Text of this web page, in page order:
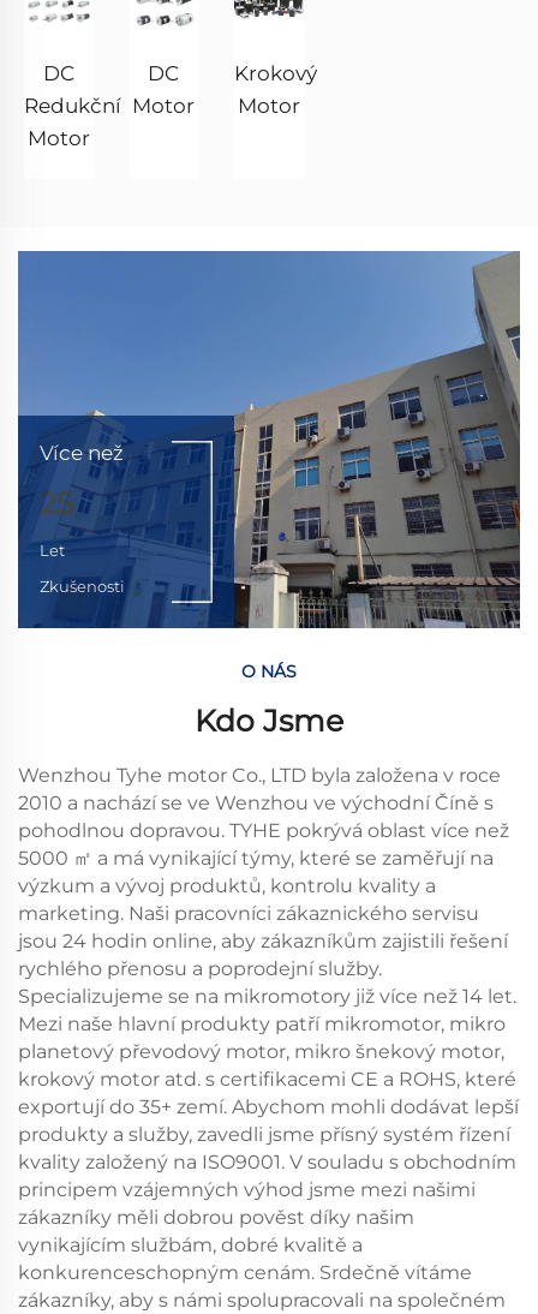
DC
Redukční
Motor
DC
Motor
Krokový
Motor
Více než
25
Let
Zkušenosti
O NÁS
Kdo Jsme
Wenzhou Tyhe motor Co., LTD byla založena v roce
2010 a nachází se ve Wenzhou ve východní Číně s
pohodlnou dopravou. TYHE pokrývá oblast více než
5000 ㎡ a má vynikající týmy, které se zaměřují na
výzkum a vývoj produktů, kontrolu kvality a
marketing. Naši pracovníci zákaznického servisu
jsou 24 hodin online, aby zákazníkům zajistili řešení
rychlého přenosu a poprodejní služby.
Specializujeme se na mikromotory již více než 14 let.
Mezi naše hlavní produkty patří mikromotor, mikro
planetový převodový motor, mikro šnekový motor,
krokový motor atd. s certifikacemi CE a ROHS, které
exportují do 35+ zemí. Abychom mohli dodávat lepší
produkty a služby, zavedli jsme přísný systém řízení
kvality založený na ISO9001. V souladu s obchodním
principem vzájemných výhod jsme mezi našimi
zákazníky měli dobrou pověst díky našim
vynikajícím službám, dobré kvalitě a
konkurenceschopným cenám. Srdečně vítáme
zákazníky, aby s námi spolupracovali na společném